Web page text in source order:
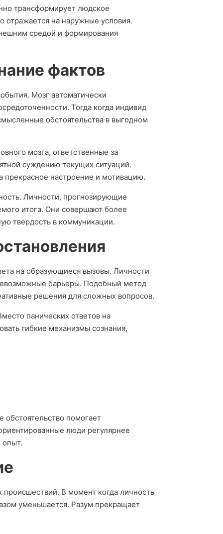
трансформирует людское
отражается на наружные условия.
средой и формирования
фактов
Мозг автоматически
Тогда когда индивид
обстоятельства в выгодном
мозга, ответственные за
суждению текущих ситуаций.
прекрасное настроение и мотивацию.
Личности, прогнозирующие
итога. Они совершают более
твердость в коммуникации.
на образующиеся вызовы. Личности
барьеры. Подобный метод
решения для сложных вопросов.
паническиx ответов на
гибкие механизмы сознания,
обстоятельство помогает
люди регулярнее
опыт.
В момент когда личность
уменьшается. Разум прекращает